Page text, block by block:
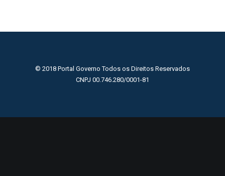
© 2018 Portal Governo Todos os Direitos Reservados
CNPJ 00.746.280/0001-81